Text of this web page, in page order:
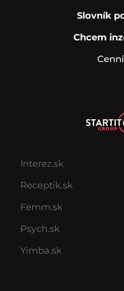
Slovník
Chcem
Interez.sk
Receptik.sk
Femm.sk
Psych.sk
Yimba.sk